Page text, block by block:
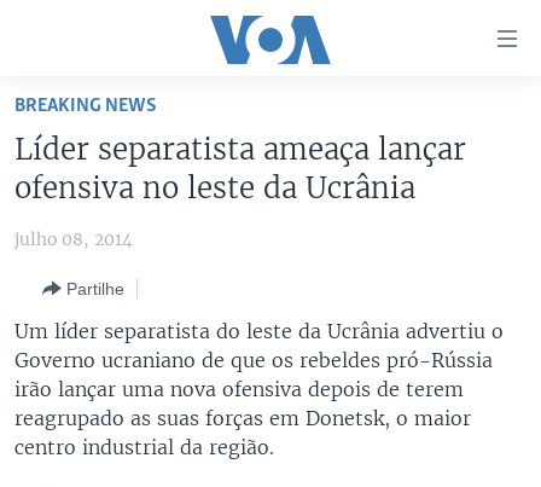
Acesso
para
artigo
principal
para
Pesquisa
ANGOLA
GUINÉ-BISSAU
ÁFRICA E MUNDO
BRASIL
DOSSIERS ESPECIAIS
AFRICA AGORA
VÍDEOS
VOA60 ÁFRICA
VOA 60 CLIMA
VOA60 MUNDO
ÁUDIO
ENTRETENIMENTO
BREAKING NEWS
Líder separatista ameaça lançar
ofensiva no leste da Ucrânia
julho 08, 2014
Partilhe
Um líder separatista do leste da Ucrânia advertiu o
Governo ucraniano de que os rebeldes pró-Rússia
irão lançar uma nova ofensiva depois de terem
reagrupado as suas forças em Donetsk, o maior
centro industrial da região.